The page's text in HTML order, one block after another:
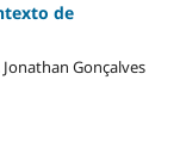
de
Gonçalves